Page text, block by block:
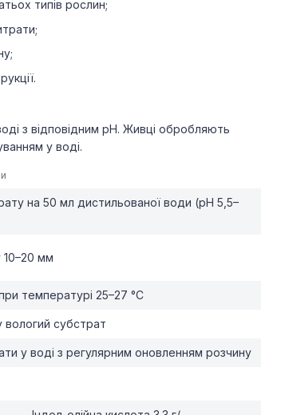
типів рослин;
з відповідним pH. Живці обробляють
у воді.
на 50 мл дистильованої води (pH 5,5–
10–20 мм
температурі 25–27 °C
вологий субстрат
у воді з регулярним оновленням розчину